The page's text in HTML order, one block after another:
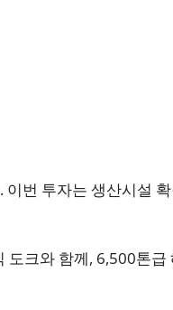
번 투자는 생산시설
크와 함께, 6,500톤급